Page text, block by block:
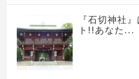
『石切神社
ト!!あなた...